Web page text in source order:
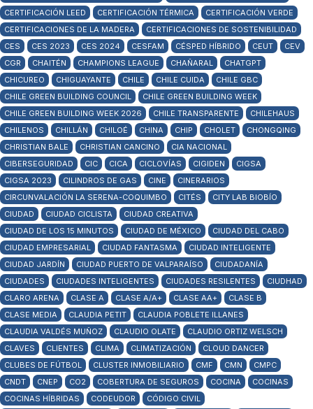
CERTIFICACIÓN LEED
CERTIFICACIÓN TÉRMICA
CERTIFICACIÓN VERDE
CERTIFICACIONES DE LA MADERA
CERTIFICACIONES DE SOSTENIBILIDAD
CES
CES 2023 CES 2024 CESFAM CÉSPED HÍBRIDO CEUT
CEV
CGR
CHAITÉN CHAMPIONS LEAGUE CHAÑARAL
CHATGPT
CHICUREO
CHIGUAYANTE CHILE CHILE CUIDA
CHILE GBC
CHILE GREEN BUILDING COUNCIL
CHILE GREEN BUILDING WEEK
CHILE GREEN BUILDING WEEK 2026
CHILE TRANSPARENTE
CHILEHAUS
CHILENOS
CHILLÁN CHILOÉ CHINA CHIP CHOLET
CHONGQING
CHRISTIAN BALE
CHRISTIAN CANCINO
CIA NACIONAL
CIBERSEGURIDAD
CIC CICA CICLOVÍAS CIGIDEN
CIGSA
CIGSA 2023
CILINDROS DE GAS CINE
CINERARIOS
CIRCUNVALACIÓN LA SERENA-COQUIMBO
CITÉS
CITY LAB BIOBÍO
CIUDAD
CIUDAD CICLISTA
CIUDAD CREATIVA
CIUDAD DE LOS 15 MINUTOS
CIUDAD DE MÉXICO
CIUDAD DEL CABO
CIUDAD EMPRESARIAL
CIUDAD FANTASMA
CIUDAD INTELIGENTE
CIUDAD JARDÍN
CIUDAD PUERTO DE VALPARAÍSO
CIUDADANÍA
CIUDADES
CIUDADES INTELIGENTES CIUDADES RESILENTES
CIUDHAD
CLARO ARENA
CLASE A CLASE A/A+ CLASE AA+
CLASE B
CLASE MEDIA
CLAUDIA PETIT
CLAUDIA POBLETE ILLANES
CLAUDIA VALDÉS MUÑOZ
CLAUDIO OLATE
CLAUDIO ORTIZ WELSCH
CLAVES
CLIENTES CLIMA CLIMATIZACIÓN
CLOUD DANCER
CLUBES DE FÚTBOL
CLUSTER INMOBILIARIO CMF CMN
CMPC
CNDT
CNEP CO2 COBERTURA DE SEGUROS COCINA
COCINAS
COCINAS HÍBRIDAS
CODEUDOR
CÓDIGO CIVIL